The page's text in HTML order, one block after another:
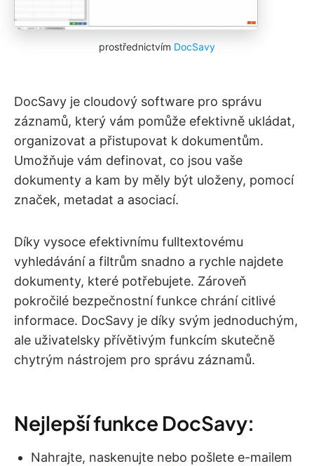
prostřednictvím DocSavy
DocSavy je cloudový software pro správu
záznamů, který vám pomůže efektivně ukládat,
organizovat a přistupovat k dokumentům.
Umožňuje vám definovat, co jsou vaše
dokumenty a kam by měly být uloženy, pomocí
značek, metadat a asociací.
Díky vysoce efektivnímu fulltextovému
vyhledávání a filtrům snadno a rychle najdete
dokumenty, které potřebujete. Zároveň
pokročilé bezpečnostní funkce chrání citlivé
informace. DocSavy je díky svým jednoduchým,
ale uživatelsky přívětivým funkcím skutečně
chytrým nástrojem pro správu záznamů.
Nejlepší funkce DocSavy:
Nahrajte, naskenujte nebo pošlete e-mailem